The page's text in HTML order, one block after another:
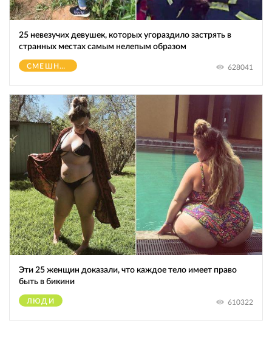
25 невезучих девушек, которых угораздило застрять в
странных местах самым нелепым образом
СМЕШНОЕ 628041
Эти 25 женщин доказали, что каждое тело имеет право
быть в бикини
ЛЮДИ 610322